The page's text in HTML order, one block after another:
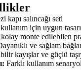
kapı salıncağı seti
için uygun
kolay monte edilebilen
ve sağlam
kayışlar ve güçlü
Farklı kullanım